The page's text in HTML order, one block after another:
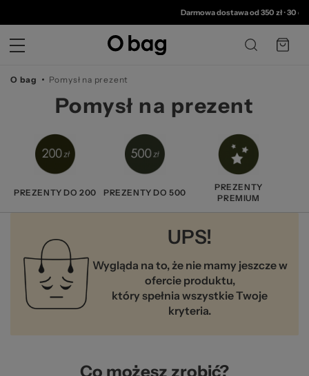
©
Darmowa dostawa od 350 zł•30 dni
O bag Pomysł na prezent
Pomysł na prezent
PREZENTY DO 200 PREZENTY DO 500
PREZENTY
PREMIUM
UPS!
Wygląda na to, że nie mamy jeszcze w
ofercie produktu,
który spełnia wszystkie Twoje
kryteria.
Co możesz zrobić?